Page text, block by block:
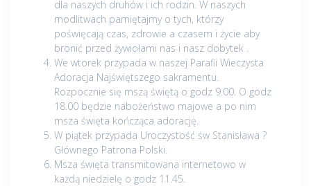
dla naszych druhów i ich rodzin. W naszych
modlitwach pamiętajmy o tych, którzy
poświęcają czas, zdrowie a czasem i życie aby
bronić przed żywiołami nas i nasz dobytek .
We wtorek przypada w naszej Parafii Wieczysta
Adoracja Najświętszego sakramentu.
Rozpocznie się mszą świętą o godz 9.00. O godz
18.00 będzie nabożeństwo majowe a po nim
msza święta kończąca adorację.
W piątek przypada Uroczystość św Stanisława ?
Głównego Patrona Polski.
Msza święta transmitowana internetowo w
każdą niedzielę o godz 11.45.